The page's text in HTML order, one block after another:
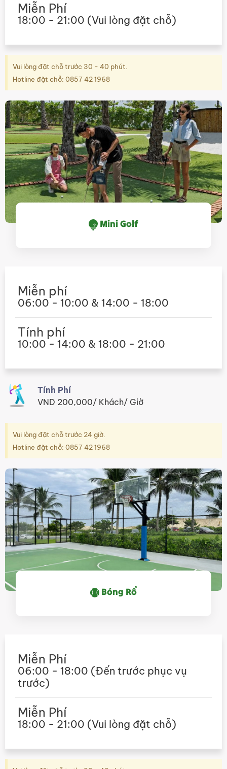
Miễn Phí
18:00 - 21:00 (Vui lòng đặt chỗ)
Vui lòng đặt chỗ trước 30 - 40 phút.
Hotline đặt chỗ: 0857 42 1968
Mini Golf
Miễn phí
06:00 - 10:00 & 14:00 - 18:00
Tính phí
10:00 - 14:00 & 18:00 - 21:00
Tính Phí
VND 200,000/ Khách/ Giờ
Vui lòng đặt chỗ trước 24 giờ.
Hotline đặt chỗ: 0857 42 1968
Bóng Rổ
Miễn Phí
06:00 - 18:00 (Đến trước phục vụ
trước)
Miễn Phí
18:00 - 21:00 (Vui lòng đặt chỗ)